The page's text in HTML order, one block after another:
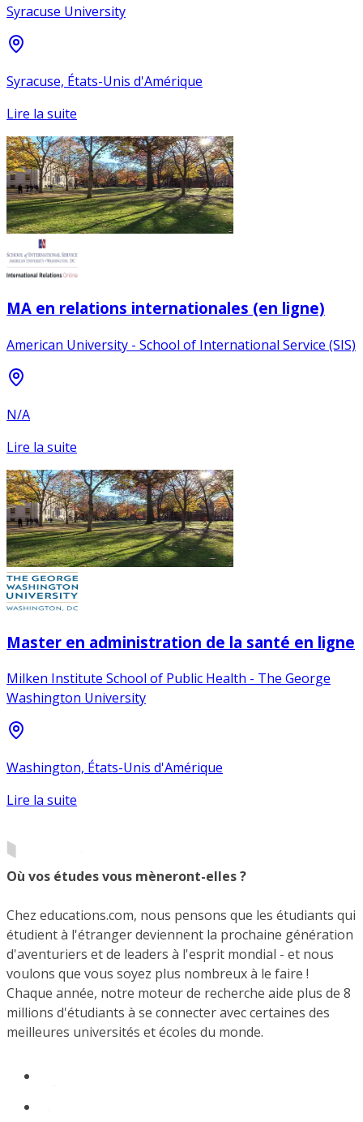
Syracuse University
Syracuse, États-Unis d'Amérique
Lire la suite
MA en relations internationales (en ligne)
American University - School of International Service (SIS)
N/A
Lire la suite
Master en administration de la santé en ligne
Milken Institute School of Public Health - The George
Washington University
Washington, États-Unis d'Amérique
Lire la suite
Où vos études vous mèneront-elles ?
Chez educations.com, nous pensons que les étudiants qui
étudient à l'étranger deviennent la prochaine génération
d'aventuriers et de leaders à l'esprit mondial - et nous
voulons que vous soyez plus nombreux à le faire !
Chaque année, notre moteur de recherche aide plus de 8
millions d'étudiants à se connecter avec certaines des
meilleures universités et écoles du monde.